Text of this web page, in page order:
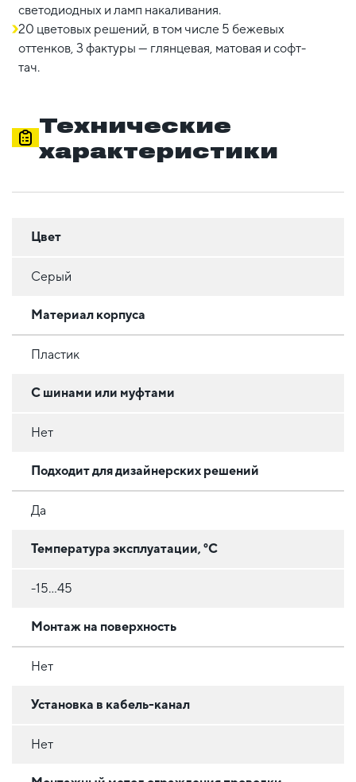
светодиодных и ламп накаливания.
20 цветовых решений, в том числе 5 бежевых
оттенков, 3 фактуры — глянцевая, матовая и софт-
тач.
Технические
характеристики
Цвет
Серый
Материал корпуса
Пластик
С шинами или муфтами
Нет
Подходит для дизайнерских решений
Да
Температура эксплуатации, °C
-15...45
Монтаж на поверхность
Нет
Установка в кабель-канал
Нет